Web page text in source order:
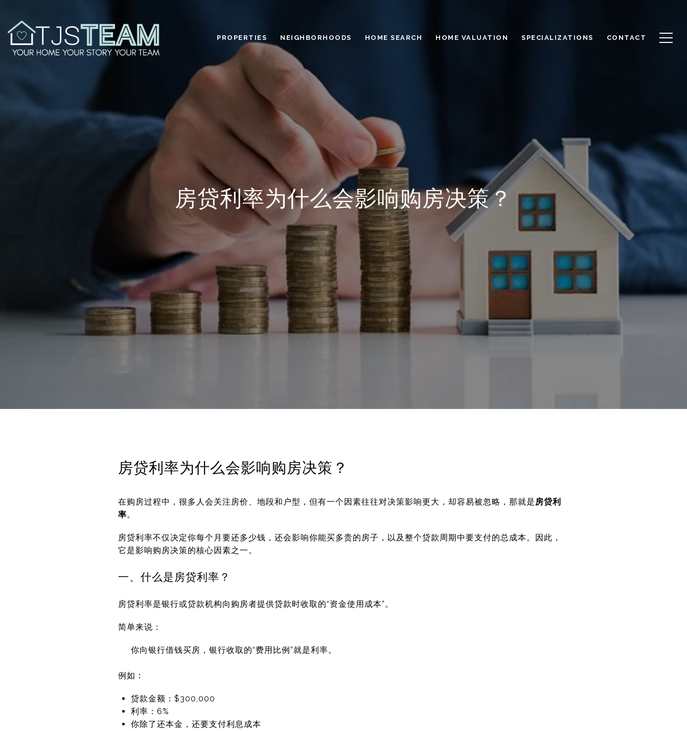
PROPERTIES NEIGHBORHOODS HOME SEARCH HOME VALUATION SPECIALIZATIONS CONTACT
房贷利率为什么会影响购房决策？
房贷利率为什么会影响购房决策？
在购房过程中，很多人会关注房价、地段和户型，但有一个因素往往对决策影响更大，却容易被忽略，那就是房贷利
率。
房贷利率不仅决定你每个月要还多少钱，还会影响你能买多贵的房子，以及整个贷款周期中要支付的总成本。因此，
它是影响购房决策的核心因素之一。
一、什么是房贷利率？
房贷利率是银行或贷款机构向购房者提供贷款时收取的“资金使用成本”。
简单来说：
你向银行借钱买房，银行收取的“费用比例”就是利率。
例如：
贷款金额：$300,000
利率：6%
你除了还本金，还要支付利息成本